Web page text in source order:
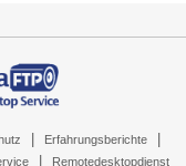
Erfahrungsberichte
Remotedesktopdienst